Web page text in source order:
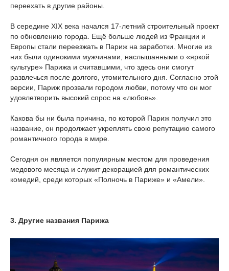
переехать в другие районы.
В середине XIX века начался 17-летний строительный проект
по обновлению города. Ещё больше людей из Франции и
Европы стали переезжать в Париж на заработки. Многие из
них были одинокими мужчинами, наслышанными о «яркой
культуре» Парижа и считавшими, что здесь они смогут
развлечься после долгого, утомительного дня. Согласно этой
версии, Париж прозвали городом любви, потому что он мог
удовлетворить высокий спрос на «любовь».
Какова бы ни была причина, по которой Париж получил это
название, он продолжает укреплять свою репутацию самого
романтичного города в мире.
Сегодня он является популярным местом для проведения
медового месяца и служит декорацией для романтических
комедий, среди которых «Полночь в Париже» и «Амели».
3. Другие названия Парижа